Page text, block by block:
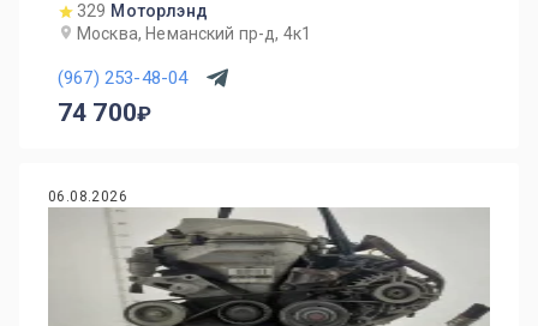
329 Моторлэнд
Москва, Неманский пр-д, 4к1
(967) 253-48-04
74 700
06.08.2026